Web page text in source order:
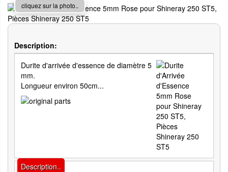
cliquez sur la photo..
Description:
Durite d'arrivée d'essence de diamètre 5
mm.
Longueur environ 50cm...
Description..